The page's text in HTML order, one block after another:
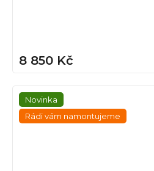
8 850 Kč
Novinka
Rádi vám namontujeme